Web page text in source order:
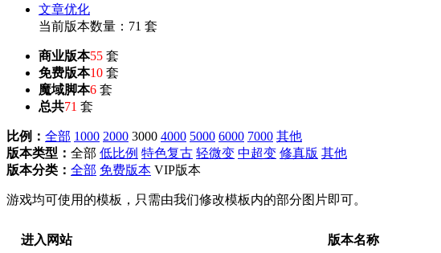
文章优化
当前版本数量：71 套
商业版本55 套
免费版本10 套
魔域脚本6 套
总共71 套
比例： 全部 1000 2000 3000 4000 5000 6000 7000 其他
版本类型： 全部 低比例 特色复古 轻微变 中超变 修真版 其他
版本分类： 全部 免费版本 VIP版本
游戏均可使用的模板，只需由我们修改模板内的部分图片即可。
进入网站 版本名称